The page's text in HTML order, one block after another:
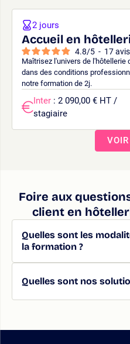
Accueil en
4.8/5 - 17avis
Maîtrisez l'univers de l'hôtellerie
dans des conditions
notre formation de 2j.
2 jours
Inter : 2 090,00 € HT /
stagiaire
Foire aux
client en
Quelles sont les
la formation ?
Quelles sont nos